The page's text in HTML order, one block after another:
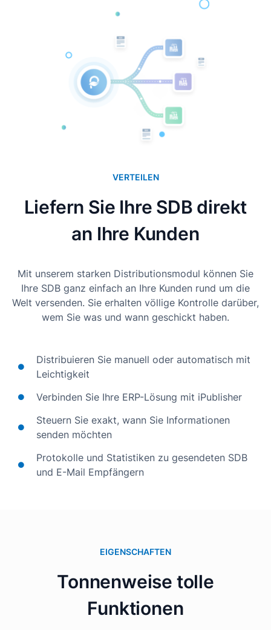
VERTEILEN
Liefern Sie Ihre SDB direkt
an Ihre Kunden
Mit unserem starken Distributionsmodul können Sie
Ihre SDB ganz einfach an Ihre Kunden rund um die
Welt versenden. Sie erhalten völlige Kontrolle darüber,
wem Sie was und wann geschickt haben.
Distribuieren Sie manuell oder automatisch mit
Leichtigkeit
Verbinden Sie Ihre ERP-Lösung mit iPublisher
Steuern Sie exakt, wann Sie Informationen
senden möchten
Protokolle und Statistiken zu gesendeten SDB
und E-Mail Empfängern
EIGENSCHAFTEN
Tonnenweise tolle
Funktionen